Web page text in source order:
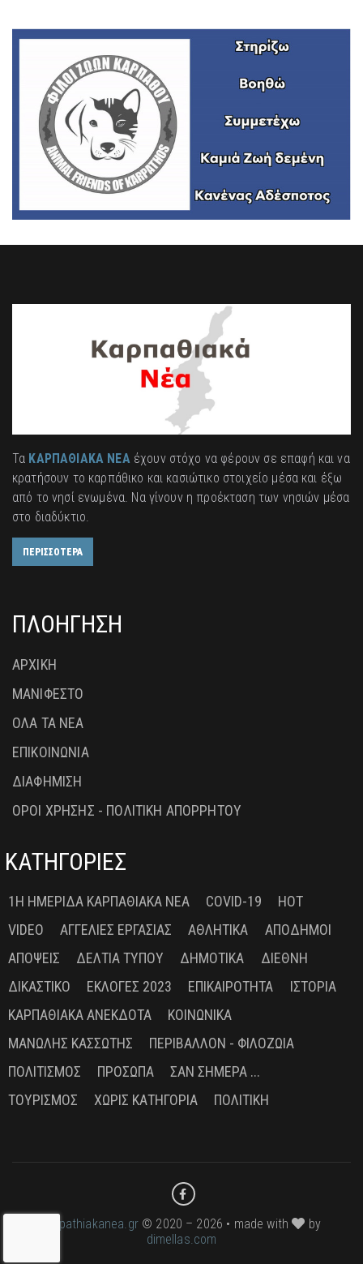
Τα ΚΑΡΠΑΘΙΑΚΑ ΝΕΑέχουν στόχο να φέρουν σε επαφή και να
κρατήσουν το καρπάθικο και κασιώτικο στοιχείο μέσα και έξω
από το νησί ενωμένα. Να γίνουν η προέκταση των νησιών μέσα
στο διαδύκτιο.
ΠΕΡΙΣΣΟΤΕΡΑ
ΠΛΟΗΓΗΣΗ
ΑΡΧΙΚΗ
ΜΑΝΙΦΕΣΤΟ
ΟΛΑ ΤΑ ΝΕΑ
ΕΠΙΚΟΙΝΩΝΙΑ
ΔΙΑΦΗΜΙΣΗ
ΟΡΟΙ ΧΡΗΣΗΣ - ΠΟΛΙΤΙΚΗ ΑΠΟΡΡΗΤΟΥ
ΚΑΤΗΓΟΡΙΕΣ
1Η ΗΜΕΡΊΔΑ ΚΑΡΠΑΘΙΑΚΆ ΝΈΑ COVID-19
HOT
VIDEO
ΑΓΓΕΛΊΕΣ ΕΡΓΑΣΊΑΣ ΑΘΛΗΤΙΚΆ
ΑΠΌΔΗΜΟΙ
ΑΠΌΨΕΙΣ
ΔΕΛΤΊΑ ΤΎΠΟΥ ΔΗΜΟΤΙΚΆ
ΔΙΕΘΝΉ
ΔΙΚΑΣΤΙΚΌ
ΕΚΛΟΓΈΣ 2023 ΕΠΙΚΑΙΡΌΤΗΤΑ
ΙΣΤΟΡΊΑ
ΚΑΡΠΑΘΙΑΚΆ ΑΝΈΚΔΟΤΑ
ΚΟΙΝΩΝΙΚΆ
ΜΑΝΏΛΗΣ ΚΑΣΣΏΤΗΣ
ΠΕΡΙΒΆΛΛΟΝ - ΦΙΛΟΖΩΊΑ
ΠΟΛΙΤΙΣΜΌΣ
ΠΡΌΣΩΠΑ
ΣΑΝ ΣΉΜΕΡΑ ...
ΤΟΥΡΙΣΜΌΣ
ΧΩΡΊΣ ΚΑΤΗΓΟΡΊΑ ΠΟΛΙΤΙΚΉ
karpathiakanea.gr© 2020 – 2026 • made with
by
dimellas.com